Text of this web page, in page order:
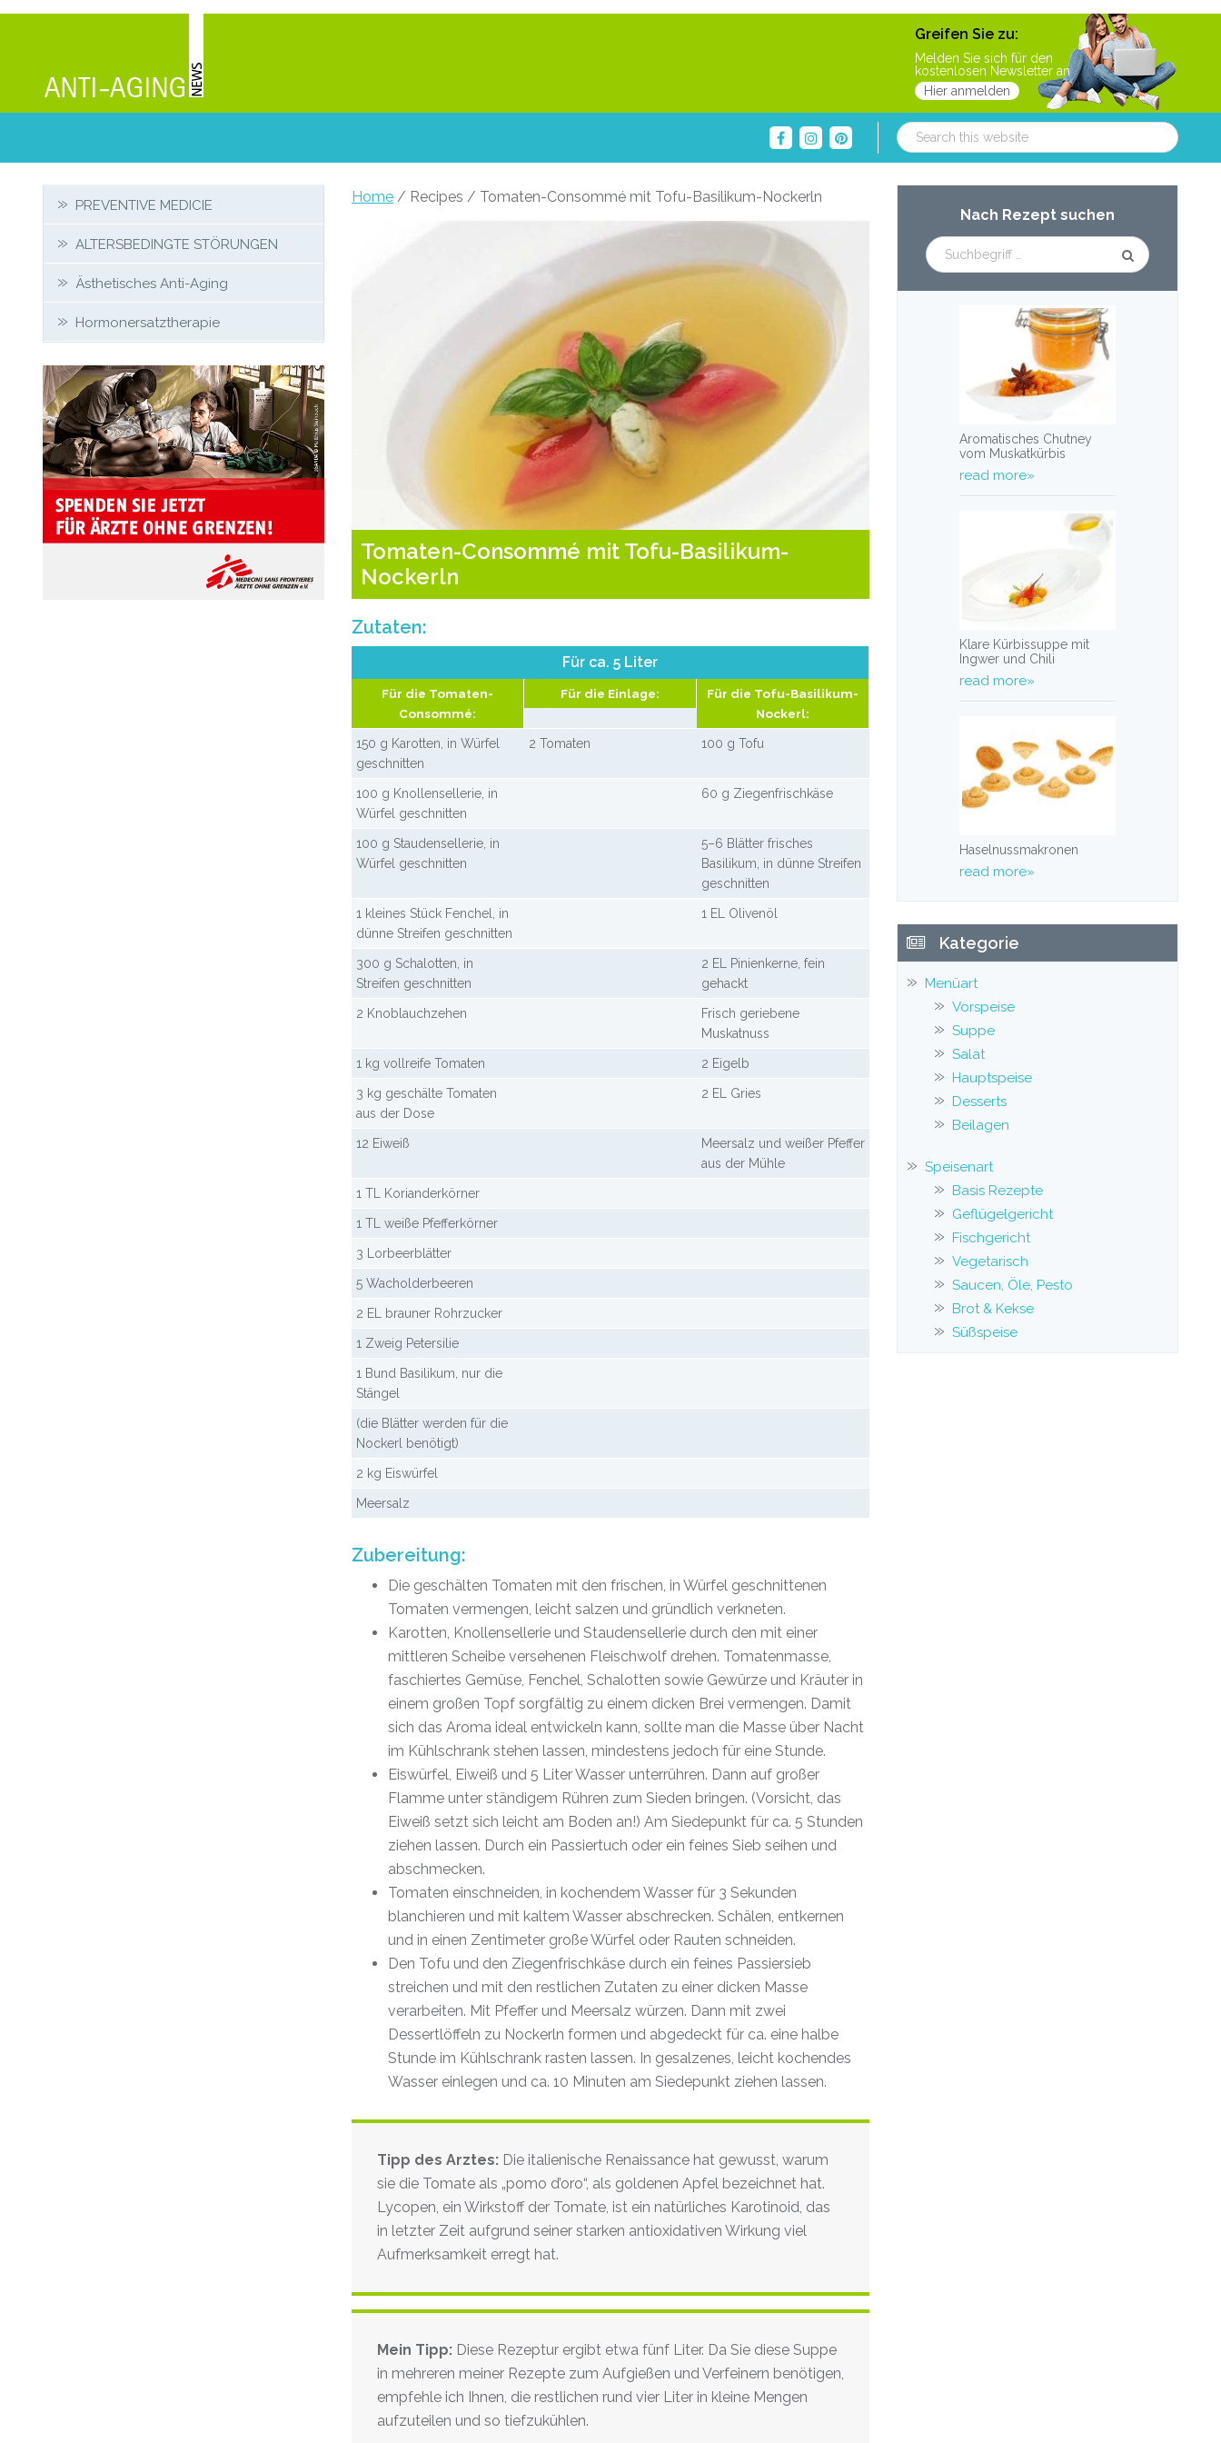
Greifen Sie zu:
Melden Sie sich für den
kostenlosen Newsletter an
Hier anmelden
Search
this
website
Home / Recipes / Tomaten-Consommé mit Tofu-Basilikum-Nockerln
Tomaten-Consommé mit Tofu-Basilikum-
Nockerln
Zutaten:
Für ca. 5 Liter
Für die Tomaten-
Consommé:
Für die Einlage:
Für die Tofu-Basilikum-
Nockerl:
150 g Karotten, in Würfel
geschnitten
2 Tomaten 100 g Tofu
100 g Knollensellerie, in
Würfel geschnitten
60 g Ziegenfrischkäse
100 g Staudensellerie, in
Würfel geschnitten
5–6 Blätter frisches
Basilikum, in dünne Streifen
geschnitten
1 kleines Stück Fenchel, in
dünne Streifen geschnitten
1 EL Olivenöl
300 g Schalotten, in
Streifen geschnitten
2 EL Pinienkerne, fein
gehackt
2 Knoblauchzehen
Frisch geriebene
Muskatnuss
1 kg vollreife Tomaten 2 Eigelb
3 kg geschälte Tomaten
aus der Dose
2 EL Gries
12 Eiweiß
Meersalz und weißer Pfeffer
aus der Mühle
1 TL Korianderkörner
1 TL weiße Pfefferkörner
3 Lorbeerblätter
5 Wacholderbeeren
2 EL brauner Rohrzucker
1 Zweig Petersilie
1 Bund Basilikum, nur die
Stängel
(die Blätter werden für die
Nockerl benötigt)
2 kg Eiswürfel
Meersalz
Zubereitung:
Die geschälten Tomaten mit den frischen, in Würfel geschnittenen
Tomaten vermengen, leicht salzen und gründlich verkneten.
Karotten, Knollensellerie und Staudensellerie durch den mit einer
mittleren Scheibe versehenen Fleischwolf drehen. Tomatenmasse,
faschiertes Gemüse, Fenchel, Schalotten sowie Gewürze und Kräuter in
einem großen Topf sorgfältig zu einem dicken Brei vermengen. Damit
sich das Aroma ideal entwickeln kann, sollte man die Masse über Nacht
im Kühlschrank stehen lassen, mindestens jedoch für eine Stunde.
Eiswürfel, Eiweiß und 5 Liter Wasser unterrühren. Dann auf großer
Flamme unter ständigem Rühren zum Sieden bringen. (Vorsicht, das
Eiweiß setzt sich leicht am Boden an!) Am Siedepunkt für ca. 5 Stunden
ziehen lassen. Durch ein Passiertuch oder ein feines Sieb seihen und
abschmecken.
Tomaten einschneiden, in kochendem Wasser für 3 Sekunden
blanchieren und mit kaltem Wasser abschrecken. Schälen, entkernen
und in einen Zentimeter große Würfel oder Rauten schneiden.
Den Tofu und den Ziegenfrischkäse durch ein feines Passiersieb
streichen und mit den restlichen Zutaten zu einer dicken Masse
verarbeiten. Mit Pfeffer und Meersalz würzen. Dann mit zwei
Dessertlöffeln zu Nockerln formen und abgedeckt für ca. eine halbe
Stunde im Kühlschrank rasten lassen. In gesalzenes, leicht kochendes
Wasser einlegen und ca. 10 Minuten am Siedepunkt ziehen lassen.
Tipp des Arztes: Die italienische Renaissance hat gewusst, warum
sie die Tomate als „pomo d’oro“, als goldenen Apfel bezeichnet hat.
Lycopen, ein Wirkstoff der Tomate, ist ein natürliches Karotinoid, das
in letzter Zeit aufgrund seiner starken antioxidativen Wirkung viel
Aufmerksamkeit erregt hat.
Mein Tipp: Diese Rezeptur ergibt etwa fünf Liter. Da Sie diese Suppe
in mehreren meiner Rezepte zum Aufgießen und Verfeinern benötigen,
empfehle ich Ihnen, die restlichen rund vier Liter in kleine Mengen
aufzuteilen und so tiefzukühlen.
Primary
Sidebar
Nach Rezept suchen
Aromatisches Chutney
vom Muskatkürbis
read more»
Klare Kürbissuppe mit
Ingwer und Chili
read more»
Haselnussmakronen
read more»
Kategorie
Menüart
Vorspeise
Suppe
Salat
Hauptspeise
Desserts
Beilagen
Speisenart
Basis Rezepte
Geflügelgericht
Fischgericht
Vegetarisch
Saucen, Öle, Pesto
Brot & Kekse
Süßspeise
Secondary
Sidebar
PREVENTIVE MEDICIE
ALTERSBEDINGTE STÖRUNGEN
Ästhetisches Anti-Aging
Hormonersatztherapie